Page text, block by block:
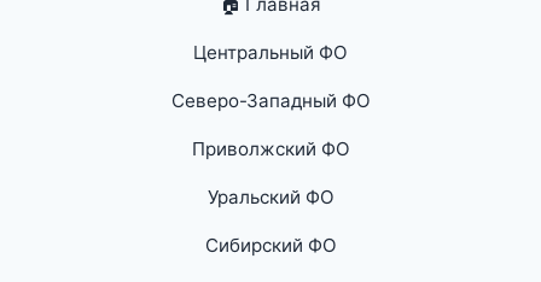
Центральный ФО
Северо-Западный ФО
Приволжский ФО
Уральский ФО
Сибирский ФО